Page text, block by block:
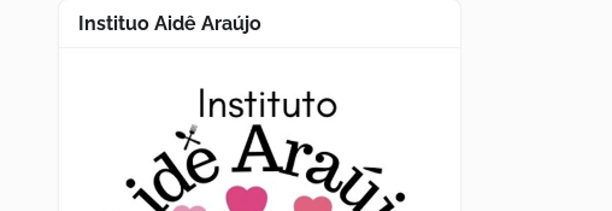
Instituo Aidê Araújo